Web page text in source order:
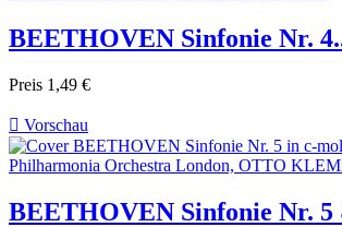
BEETHOVEN Sinfonie Nr.
Preis 1,49 €
 Vorschau
BEETHOVEN Sinfonie Nr. 5